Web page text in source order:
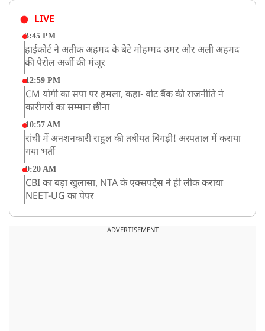
LIVE
3:45 PM
हाईकोर्ट ने अतीक अहमद के बेटे मोहम्मद उमर और अली अहमद
की पैरोल अर्जी की मंजूर
12:59 PM
CM योगी का सपा पर हमला, कहा- वोट बैंक की राजनीति ने
कारीगरों का सम्मान छीना
10:57 AM
रांची में अनशनकारी राहुल की तबीयत बिगड़ी! अस्पताल में कराया
गया भर्ती
9:20 AM
CBI का बड़ा खुलासा, NTA के एक्सपर्ट्स ने ही लीक कराया
NEET-UG का पेपर
उत्तराखंड: हरिद्वार में गंगा उफान पर, जलस्तर में बढ़ोतरी
ADVERTISEMENT